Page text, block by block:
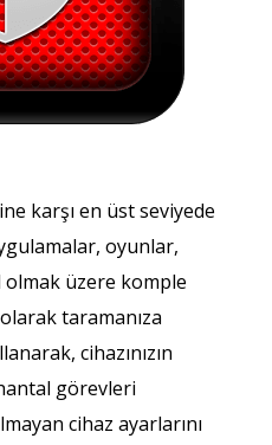
karşı en üst seviyede
oyunlar,
üzere komple
olarak taramanıza
cihazınızın
görevleri
cihaz ayarlarını